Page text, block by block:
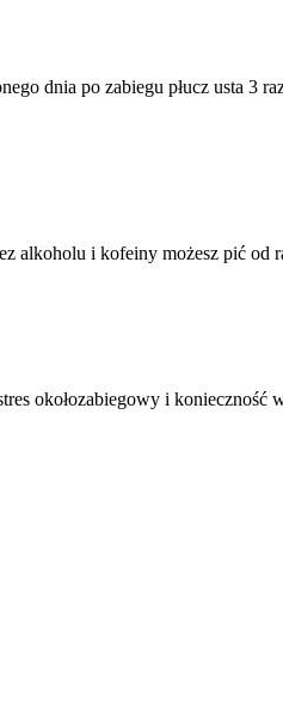
dnia po zabiegu płucz usta 3
alkoholu i kofeiny możesz pić
okołozabiegowy i konieczność